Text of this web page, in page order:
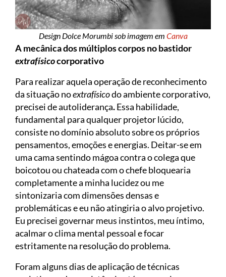
Design Dolce Morumbi sob imagem em Canva
A mecânica dos múltiplos corpos no bastidor
extrafísicocorporativo
Para realizar aquela operação de reconhecimento
da situação noextrafísicodo ambiente corporativo,
precisei de autoliderança.Essa habilidade,
fundamental para qualquer projetor lúcido,
consiste no domínio absoluto sobre os próprios
pensamentos, emoções e energias. Deitar-se em
uma cama sentindo mágoa contra o colega que
boicotou ou chateada com o chefe bloquearia
completamente a minha lucidez ou me
sintonizaria com dimensões densas e
problemáticas e eu não atingiria o alvo projetivo.
Eu precisei governar meus instintos, meu íntimo,
acalmar o clima mental pessoal e focar
estritamente na resolução do problema.
Foram alguns dias de aplicação de técnicas